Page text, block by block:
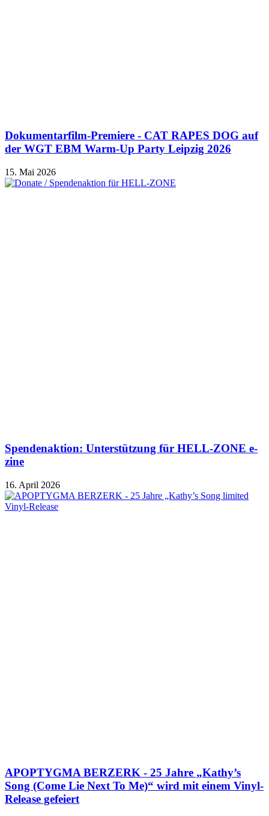
Dokumentarfilm-Premiere - CAT RAPES DOG auf
der WGT EBM Warm-Up Party Leipzig 2026
15. Mai 2026
Spendenaktion: Unterstützung für HELL-ZONE e-
zine
16. April 2026
APOPTYGMA BERZERK - 25 Jahre „Kathy’s
Song (Come Lie Next To Me)“ wird mit einem Vinyl-
Release gefeiert